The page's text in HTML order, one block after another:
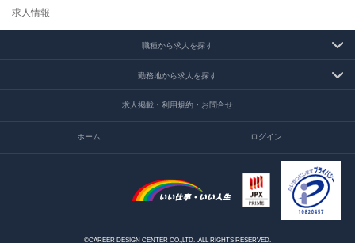
求人情報
職種から求人を探す
勤務地から求人を探す
求人掲載・利用規約・お問合せ
ホーム ログイン
©CAREER DESIGN CENTER CO.,LTD. .ALL RIGHTS RESERVED.